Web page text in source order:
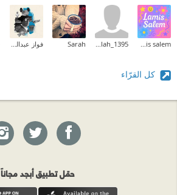
Sarah
كل القرّاء
حمّل تطبيق أبجد مجاناً